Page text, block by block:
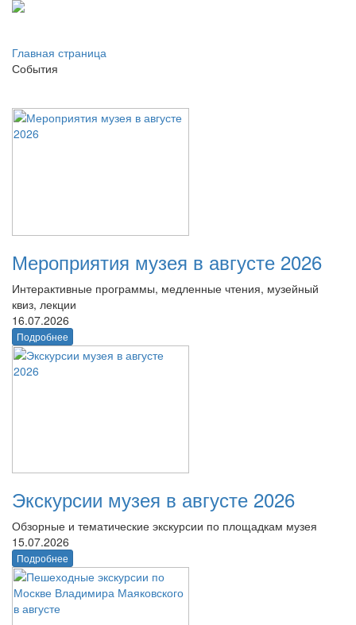
Главная страница
События
Мероприятия музея в августе 2026
Интерактивные программы, медленные чтения, музейный
квиз, лекции
16.07.2026
Подробнее
Экскурсии музея в августе 2026
Обзорные и тематические экскурсии по площадкам музея
15.07.2026
Подробнее